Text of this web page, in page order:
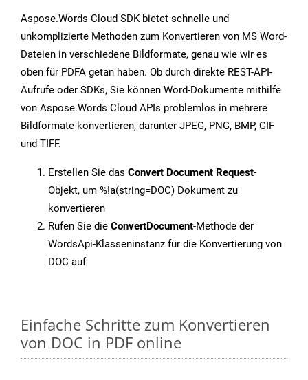
Aspose.Words Cloud SDK bietet schnelle und
unkomplizierte Methoden zum Konvertieren von MS Word-
Dateien in verschiedene Bildformate, genau wie wir es
oben für PDFA getan haben. Ob durch direkte REST-API-
Aufrufe oder SDKs, Sie können Word-Dokumente mithilfe
von Aspose.Words Cloud APIs problemlos in mehrere
Bildformate konvertieren, darunter JPEG, PNG, BMP, GIF
und TIFF.
Erstellen Sie das Convert Document Request-
Objekt, um %!a(string=DOC) Dokument zu
konvertieren
Rufen Sie die ConvertDocument-Methode der
WordsApi-Klasseninstanz für die Konvertierung von
DOC auf
Einfache Schritte zum Konvertieren
von DOC in PDF online